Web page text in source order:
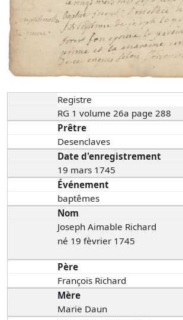
Registre
RG 1 volume 26a page 288
Prêtre
Desenclaves
Date d'enregistrement
19 mars 1745
Événement
baptêmes
Nom
Joseph Aimable Richard
né 19 fèvrier 1745
Père
François Richard
Mère
Marie Daun